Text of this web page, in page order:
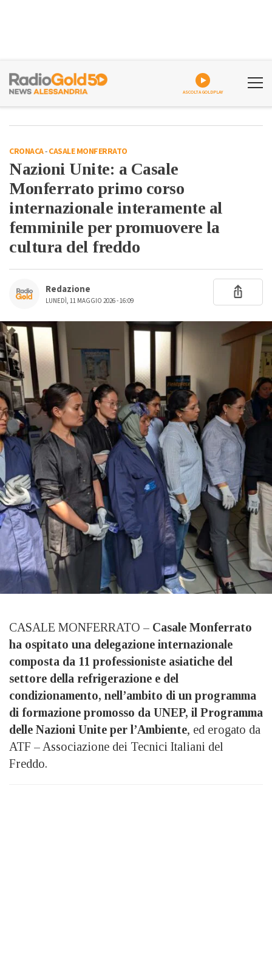
ASCOLTA GOLDPLAY
CRONACA-CASALE MONFERRATO
Nazioni Unite: a Casale
Monferrato primo corso
internazionale interamente al
femminile per promuovere la
cultura del freddo
Redazione
LUNEDÌ, 11 MAGGIO 2026 - 16:09
CASALE MONFERRATO – Casale Monferrato
ha ospitato una delegazione internazionale
composta da 11 professioniste asiatiche del
settore della refrigerazione e del
condizionamento, nell’ambito di un programma
di formazione promosso da UNEP, il Programma
delle Nazioni Unite per l’Ambiente, ed erogato da
ATF – Associazione dei Tecnici Italiani del
Freddo.